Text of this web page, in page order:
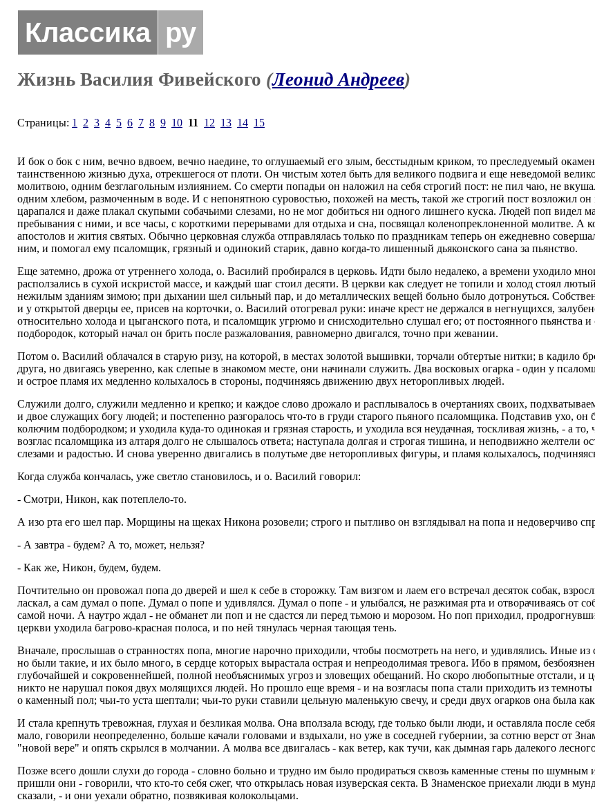
Классика ру
Жизнь Василия Фивейского (Леонид Андреев)
Страницы: 1 2 3 4 5 6 7 8 9 10 11 12 13 14 15
И бок о бок с ним, вечно вдвоем, вечно наедине, то оглушаемый его злым, бесстыдным криком, то преследуемый
таинственною жизнью духа, отрекшегося от плоти. Он чистым хотел быть для великого подвига и еще неведомой
молитвою, одним безглагольным излиянием. Со смерти попадьи он наложил на себя строгий пост: не пил чаю, не
одним хлебом, размоченным в воде. И с непонятною суровостью, похожей на месть, такой же строгий пост возложил
царапался и даже плакал скупыми собачьими слезами, но не мог добиться ни одного лишнего куска. Людей поп видел
пребывания с ними, и все часы, с короткими перерывами для отдыха и сна, посвящал коленопреклоненной молитве. А
апостолов и жития святых. Обычно церковная служба отправлялась только по праздникам теперь он ежедневно
ним, и помогал ему псаломщик, грязный и одинокий старик, давно когда-то лишенный дьяконского сана за пьянство.
Еще затемно, дрожа от утреннего холода, о. Василий пробирался в церковь. Идти было недалеко, а времени уходило
расползались в сухой искристой массе, и каждый шаг стоил десяти. В церкви как следует не топили и холод стоял
нежилым зданиям зимою; при дыхании шел сильный пар, и до металлических вещей больно было дотронуться.
и у открытой дверцы ее, присев на корточки, о. Василий отогревал руки: иначе крест не держался в негнущихся,
относительно холода и цыганского пота, и псаломщик угрюмо и снисходительно слушал его; от постоянного
подбородок, который начал он брить после разжалования, равномерно двигался, точно при жевании.
Потом о. Василий облачался в старую ризу, на которой, в местах золотой вышивки, торчали обтертые нитки; в кадило
друга, но двигаясь уверенно, как слепые в знакомом месте, они начинали служить. Два восковых огарка - один у
и острое пламя их медленно колыхалось в стороны, подчиняясь движению двух неторопливых людей.
Служили долго, служили медленно и крепко; и каждое слово дрожало и расплывалось в очертаниях своих,
и двое служащих богу людей; и постепенно разгоралось что-то в груди старого пьяного псаломщика. Подставив ухо,
колючим подбородком; и уходила куда-то одинокая и грязная старость, и уходила вся неудачная, тоскливая жизнь, - а
возглас псаломщика из алтаря долго не слышалось ответа; наступала долгая и строгая тишина, и неподвижно желтели
слезами и радостью. И снова уверенно двигались в полутьме две неторопливых фигуры, и пламя колыхалось,
Когда служба кончалась, уже светло становилось, и о. Василий говорил:
- Смотри, Никон, как потеплело-то.
А изо рта его шел пар. Морщины на щеках Никона розовели; строго и пытливо он взглядывал на попа и недоверчиво
- А завтра - будем? А то, может, нельзя?
- Как же, Никон, будем, будем.
Почтительно он провожал попа до дверей и шел к себе в сторожку. Там визгом и лаем его встречал десяток собак,
ласкал, а сам думал о попе. Думал о попе и удивлялся. Думал о попе - и улыбался, не разжимая рта и отворачиваясь от
самой ночи. А наутро ждал - не обманет ли поп и не сдастся ли перед тьмою и морозом. Но поп приходил,
церкви уходила багрово-красная полоса, и по ней тянулась черная тающая тень.
Вначале, прослышав о странностях попа, многие нарочно приходили, чтобы посмотреть на него, и удивлялись. Иные
но были такие, и их было много, в сердце которых вырастала острая и непреодолимая тревога. Ибо в прямом,
глубочайшей и сокровеннейшей, полной необъяснимых угроз и зловещих обещаний. Но скоро любопытные отстали, и
никто не нарушал покоя двух молящихся людей. Но прошло еще время - и на возгласы попа стали приходить из
о каменный пол; чьи-то уста шептали; чьи-то руки ставили цельную маленькую свечу, и среди двух огарков она была
И стала крепнуть тревожная, глухая и безликая молва. Она вползала всюду, где только были люди, и оставляла после
мало, говорили неопределенно, больше качали головами и вздыхали, но уже в соседней губернии, за сотню верст от
"новой вере" и опять скрылся в молчании. А молва все двигалась - как ветер, как тучи, как дымная гарь далекого
Позже всего дошли слухи до города - словно больно и трудно им было продираться сквозь каменные стены по
пришли они - говорили, что кто-то себя сжег, что открылась новая изуверская секта. В Знаменское приехали люди в
сказали, - и они уехали обратно, позвякивая колокольцами.